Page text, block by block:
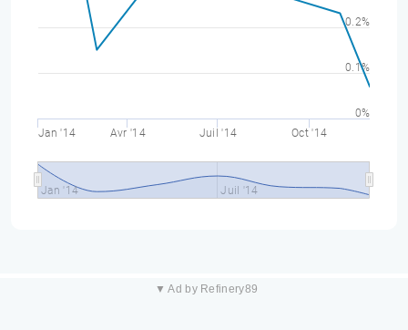
Jan '14 Avr '14 Juil '14 Oct '14
Jan '14 Juil '14
0%
0.1%
0.2%
▼ Ad by Refinery89